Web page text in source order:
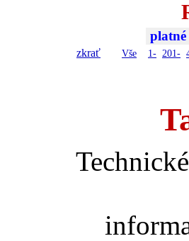
zkrať
platné
Vše 1- 201-